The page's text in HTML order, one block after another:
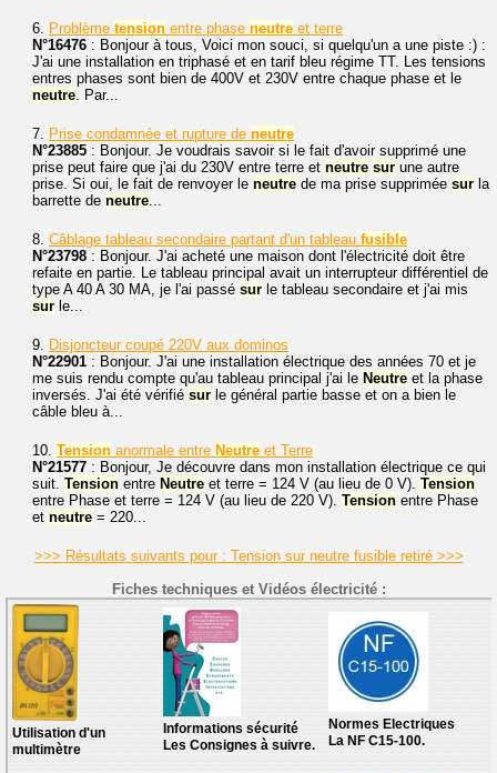
6. Problème tension entre phase neutre et terre
N°16476 : Bonjour à tous, Voici mon souci, si quelqu'un a une piste :) :
J'ai une installation en triphasé et en tarif bleu régime TT. Les tensions
entres phases sont bien de 400V et 230V entre chaque phase et le
neutre. Par...
7. Prise condamnée et rupture de neutre
N°23885 : Bonjour. Je voudrais savoir si le fait d'avoir supprimé une
prise peut faire que j'ai du 230V entre terre et neutre sur une autre
prise. Si oui, le fait de renvoyer le neutre de ma prise supprimée sur la
barrette de neutre...
8. Câblage tableau secondaire partant d'un tableau fusible
N°23798 : Bonjour. J'ai acheté une maison dont l'électricité doit être
refaite en partie. Le tableau principal avait un interrupteur différentiel de
type A 40 A 30 MA, je l'ai passé sur le tableau secondaire et j'ai mis
sur le...
9. Disjoncteur coupé 220V aux dominos
N°22901 : Bonjour. J'ai une installation électrique des années 70 et je
me suis rendu compte qu'au tableau principal j'ai le Neutre et la phase
inversés. J'ai été vérifié sur le général partie basse et on a bien le
câble bleu à...
10. Tension anormale entre Neutre et Terre
N°21577 : Bonjour, Je découvre dans mon installation électrique ce qui
suit. Tension entre Neutre et terre = 124 V (au lieu de 0 V). Tension
entre Phase et terre = 124 V (au lieu de 220 V). Tension entre Phase
et neutre = 220...
>>> Résultats suivants pour : Tension sur neutre fusible retiré >>>
Fiches techniques et Vidéos électricité :
Utilisation d'un
multimètre
Informations sécurité
Les Consignes à suivre.
Normes Electriques
La NF C15-100.